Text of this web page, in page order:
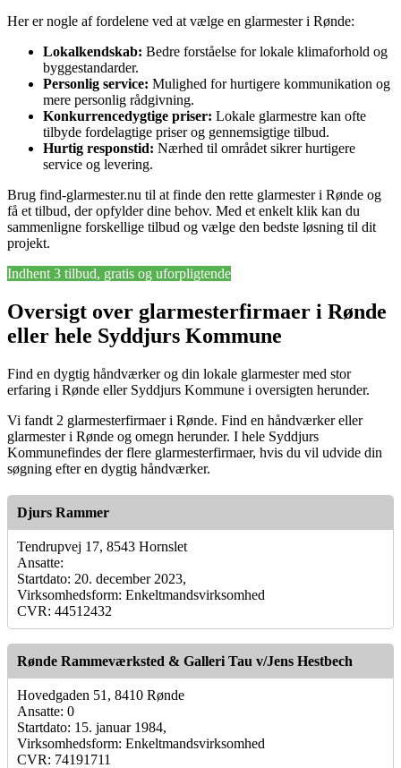
Her er nogle af fordelene ved at vælge en glarmester i Rønde:
Lokalkendskab: Bedre forståelse for lokale klimaforhold og
byggestandarder.
Personlig service: Mulighed for hurtigere kommunikation og
mere personlig rådgivning.
Konkurrencedygtige priser: Lokale glarmestre kan ofte
tilbyde fordelagtige priser og gennemsigtige tilbud.
Hurtig responstid: Nærhed til området sikrer hurtigere
service og levering.
Brug find-glarmester.nu til at finde den rette glarmester i Rønde og
få et tilbud, der opfylder dine behov. Med et enkelt klik kan du
sammenligne forskellige tilbud og vælge den bedste løsning til dit
projekt.
Indhent 3 tilbud, gratis og uforpligtende
Oversigt over glarmesterfirmaer i Rønde
eller hele Syddjurs Kommune
Find en dygtig håndværker og din lokale glarmester med stor
erfaring i Rønde eller Syddjurs Kommune i oversigten herunder.
Vi fandt 2 glarmesterfirmaer i Rønde. Find en håndværker eller
glarmester i Rønde og omegn herunder. I hele Syddjurs
Kommunefindes der flere glarmesterfirmaer, hvis du vil udvide din
søgning efter en dygtig håndværker.
Djurs Rammer
Tendrupvej 17, 8543 Hornslet
Ansatte:
Startdato: 20. december 2023,
Virksomhedsform: Enkeltmandsvirksomhed
CVR: 44512432
Rønde Rammeværksted & Galleri Tau v/Jens Hestbech
Hovedgaden 51, 8410 Rønde
Ansatte: 0
Startdato: 15. januar 1984,
Virksomhedsform: Enkeltmandsvirksomhed
CVR: 74191711